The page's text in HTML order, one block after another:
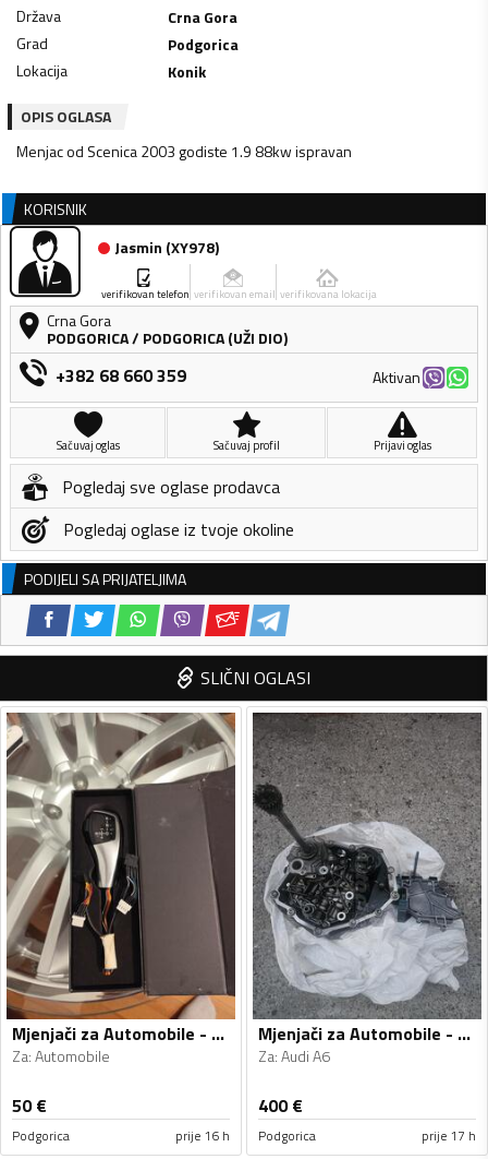
Država
Crna Gora
Grad
Podgorica
Lokacija
Konik
OPIS OGLASA
Menjac od Scenica 2003 godiste 1.9 88kw ispravan
KORISNIK
Jasmin (XY978)
verifikovan telefon verifikovan email verifikovana lokacija
Crna Gora
PODGORICA/ PODGORICA (UŽI DIO)
+382 68 660 359 Aktivan
Sačuvaj oglas Sačuvaj profil Prijavi oglas
Pogledaj sve oglase prodavca
Pogledaj oglase iz tvoje okoline
PODIJELI SA PRIJATELJIMA
SLIČNI OGLASI
Mjenjači za Automobile - Automobile - Univerzalno
Za:Automobile
50€
Podgorica prije 16 h
Mjenjači za Automobile - Audi - A6 - 2010
Za:Audi A6
400€
Podgorica prije 17 h